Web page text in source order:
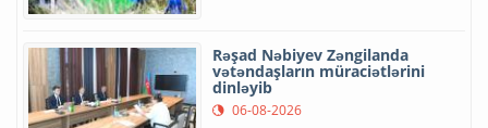
Rəşad Nəbiyev Zəngilanda
vətəndaşların müraciətlərini
dinləyib
06-08-2026